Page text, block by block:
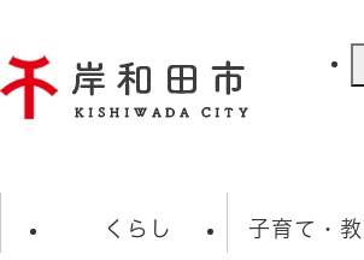
ジ
の
くらし 子育て・